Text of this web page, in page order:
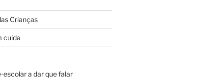
Crianças
cuida
escolar a dar que falar